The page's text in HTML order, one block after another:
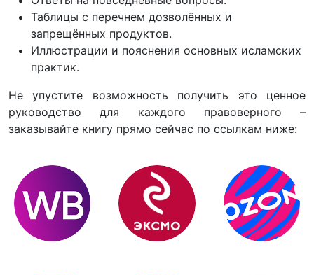
Таблицы с перечнем дозволённых и
запрещённых продуктов.
Иллюстрации и пояснения основных исламских
практик.
Не упустите возможность получить это ценное
руководство для каждого правоверного –
заказывайте книгу прямо сейчас по ссылкам ниже: